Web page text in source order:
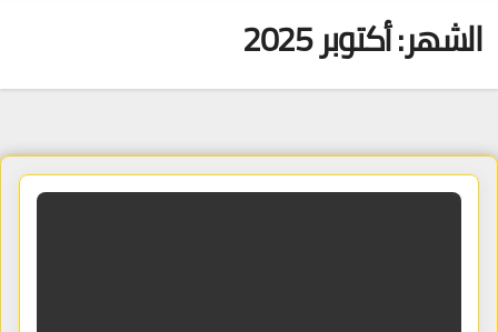
الشهر:أكتوبر 2025